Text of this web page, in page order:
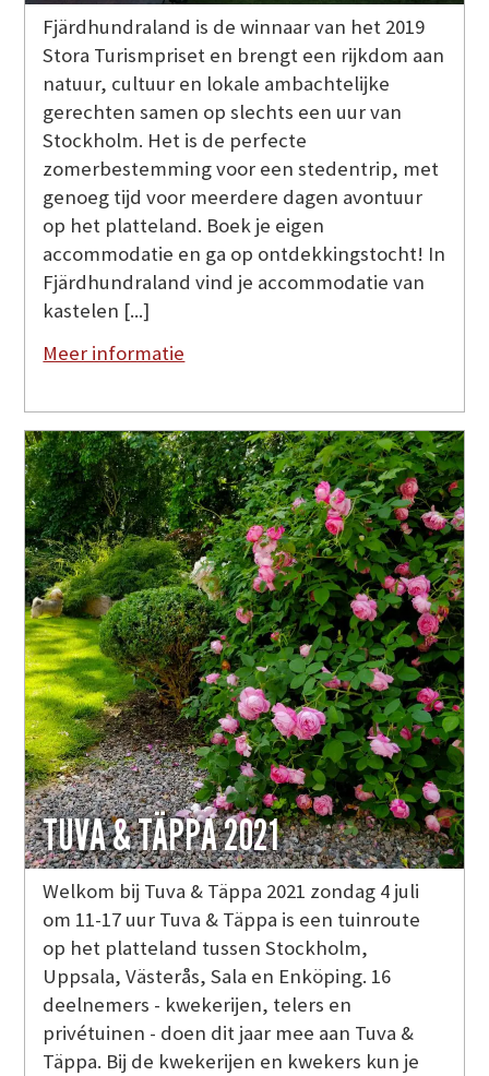
Fjärdhundraland is de winnaar van het 2019
Stora Turismpriset en brengt een rijkdom aan
natuur, cultuur en lokale ambachtelijke
gerechten samen op slechts een uur van
Stockholm. Het is de perfecte
zomerbestemming voor een stedentrip, met
genoeg tijd voor meerdere dagen avontuur
op het platteland. Boek je eigen
accommodatie en ga op ontdekkingstocht! In
Fjärdhundraland vind je accommodatie van
kastelen [...]
Meer informatie
TUVA & TÄPPA 2021
Welkom bij Tuva & Täppa 2021 zondag 4 juli
om 11-17 uur Tuva & Täppa is een tuinroute
op het platteland tussen Stockholm,
Uppsala, Västerås, Sala en Enköping. 16
deelnemers - kwekerijen, telers en
privétuinen - doen dit jaar mee aan Tuva &
Täppa. Bij de kwekerijen en kwekers kun je